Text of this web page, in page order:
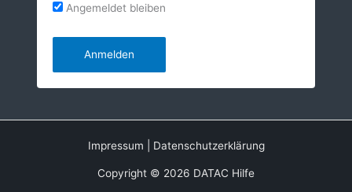
Angemeldet bleiben
Impressum Datenschutzerklärung
Copyright © 2026 DATAC Hilfe